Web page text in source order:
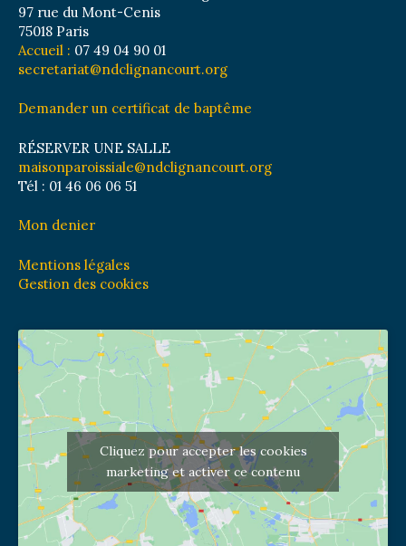
97 rue du Mont-Cenis
75018 Paris
Accueil : 07 49 04 90 01
secretariat@ndclignancourt.org
Demander un certificat de baptême
RÉSERVER UNE SALLE
maisonparoissiale@ndclignancourt.org
Tél : 01 46 06 06 51
Mon denier
Mentions légales
Gestion des cookies
Cliquez pour accepter les cookies
marketing et activer ce contenu